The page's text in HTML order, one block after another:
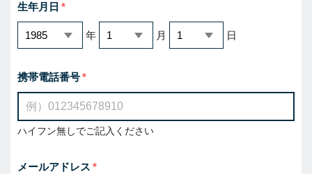
生年月日
年 月 日
携帯電話番号
ハイフン無しでご記入ください
メールアドレス